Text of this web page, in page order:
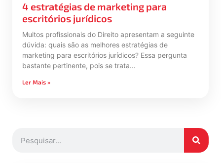
4 estratégias de marketing para
escritórios jurídicos
Muitos profissionais do Direito apresentam a seguinte
dúvida: quais são as melhores estratégias de
marketing para escritórios jurídicos? Essa pergunta
bastante pertinente, pois se trata
Ler Mais »